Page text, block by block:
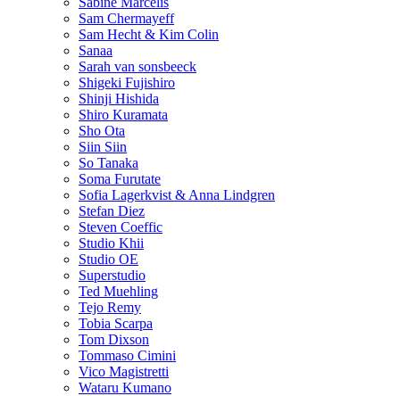
Sam Chermayeff
Sam Hecht & Kim Colin
Sanaa
Sarah van sonsbeeck
Shigeki Fujishiro
Shinji Hishida
Shiro Kuramata
Sho Ota
Siin Siin
So Tanaka
Soma Furutate
Sofia Lagerkvist & Anna Lindgren
Stefan Diez
Steven Coeffic
Studio Khii
Studio OE
Superstudio
Ted Muehling
Tejo Remy
Tobia Scarpa
Tom Dixson
Tommaso Cimini
Vico Magistretti
Wataru Kumano